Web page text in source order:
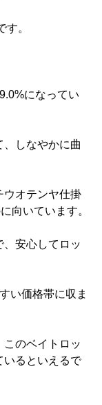
。
になってい
しなやかに曲
ウオテンヤ仕掛
向いています。
安心してロッ
い価格帯に収ま
のベイトロッ
いるといえるで